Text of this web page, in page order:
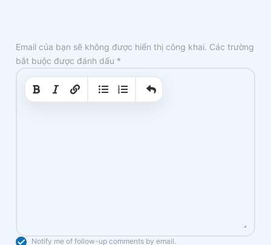
Email của bạn sẽ không được hiển thị công khai. Các trường
bắt buộc được đánh dấu *
Notify me of follow-up comments by email.